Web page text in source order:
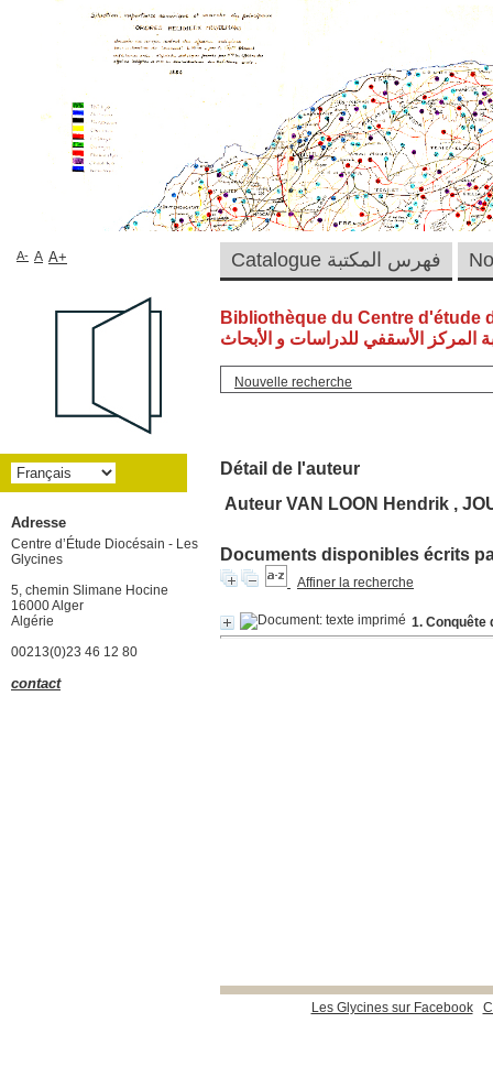
Bibliothèque du Centre d'étude
المركز الأسقفي للدراسات و الأبحاث
Nouvelle recherche
Détail de l'auteur
Auteur VAN LOON Hendrik ,
Documents disponibles écrits
Affiner la recherche
1. Conquête
Les Glycines sur Facebook
Catalogue فهرس المكتبة A- A A+
Adresse
Centre d’Étude Diocésain - Les
Glycines
5, chemin Slimane Hocine
16000 Alger
Algérie
00213(0)23 46 12 80
contact